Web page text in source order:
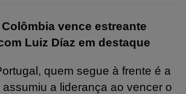
vence estreante
Luiz Díaz em destaque
quem segue à frente é a
a liderança ao vencer o